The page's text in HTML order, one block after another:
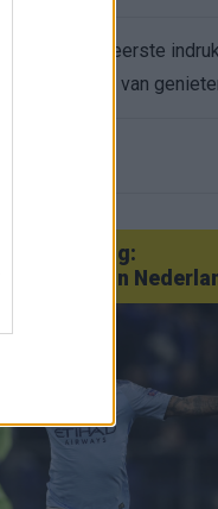
laat eerste
gaan fans van
tot Sterling:
in